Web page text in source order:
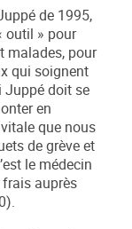
de 1995,
outil » pour
malades, pour
qui soignent
Juppé doit se
en
que nous
de grève et
le médecin
auprès